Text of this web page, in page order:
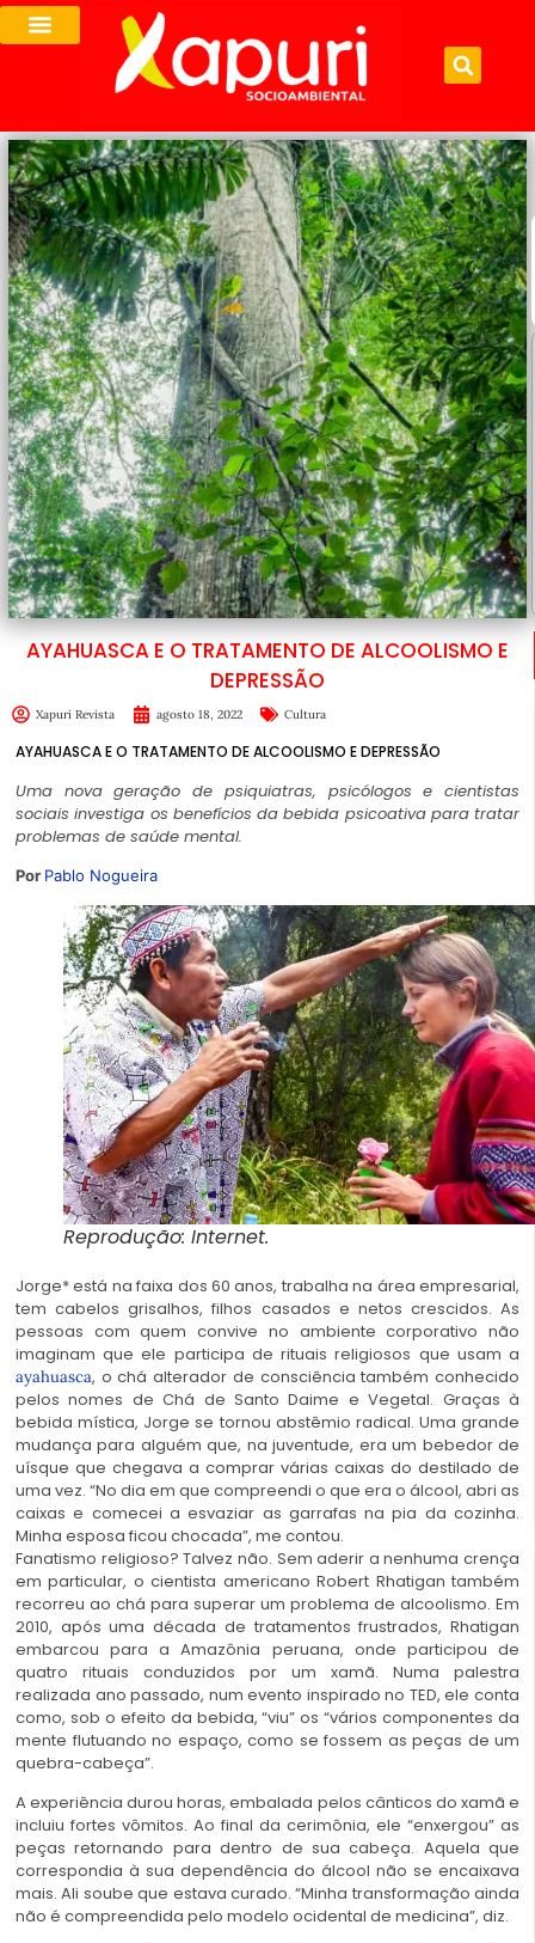
AYAHUASCA E O TRATAMENTO DE ALCOOLISMO E
DEPRESSÃO
Xapuri Revista agosto 18, 2022 Cultura
AYAHUASCA E O TRATAMENTO DE ALCOOLISMO E DEPRESSÃO
Uma nova geração de psiquiatras, psicólogos e cientistas
sociais investiga os benefícios da bebida psicoativa para tratar
problemas de saúde mental.
Por Pablo Nogueira
Reprodução: Internet.
Jorge* está na faixa dos 60 anos, trabalha na área empresarial,
tem cabelos grisalhos, filhos casados e netos crescidos. As
pessoas com quem convive no ambiente corporativo não
imaginam que ele participa de rituais religiosos que usam a
ayahuasca, o chá alterador de consciência também conhecido
pelos nomes de Chá de Santo Daime e Vegetal. Graças à
bebida mística, Jorge se tornou abstêmio radical. Uma grande
mudança para alguém que, na juventude, era um bebedor de
uísque que chegava a comprar várias caixas do destilado de
uma vez. “No dia em que compreendi o que era o álcool, abri as
caixas e comecei a esvaziar as garrafas na pia da cozinha.
Minha esposa ficou chocada”, me contou.
Fanatismo religioso? Talvez não. Sem aderir a nenhuma crença
em particular, o cientista americano Robert Rhatigan também
recorreu ao chá para superar um problema de alcoolismo. Em
2010, após uma década de tratamentos frustrados, Rhatigan
embarcou para a Amazônia peruana, onde participou de
quatro rituais conduzidos por um xamã. Numa palestra
realizada ano passado, num evento inspirado no TED, ele conta
como, sob o efeito da bebida, “viu” os “vários componentes da
mente flutuando no espaço, como se fossem as peças de um
quebra-cabeça”.
A experiência durou horas, embalada pelos cânticos do xamã e
incluiu fortes vômitos. Ao final da cerimônia, ele “enxergou” as
peças retornando para dentro de sua cabeça. Aquela que
correspondia à sua dependência do álcool não se encaixava
mais. Ali soube que estava curado. “Minha transformação ainda
não é compreendida pelo modelo ocidental de medicina”, diz.